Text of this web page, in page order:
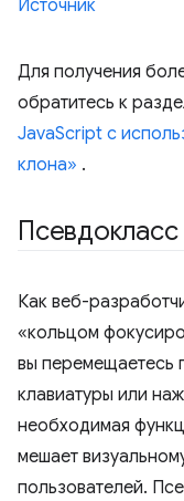
Источник
Для получения
обратитесь к
JavaScript с
клона» .
Псевдокласс
Как веб-
«кольцом
вы перемещаетесь
клавиатуры или
необходимая
мешает
пользователей.